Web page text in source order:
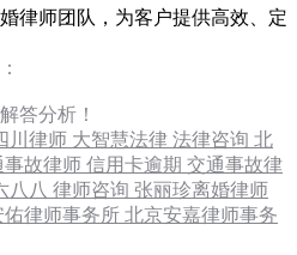
律师团队，为客户提供高效、定
答分析！
川律师 大智慧法律 法律咨询 北
事故律师 信用卡逾期 交通事故律
八八 律师咨询 张丽珍离婚律师
佑律师事务所 北京安嘉律师事务